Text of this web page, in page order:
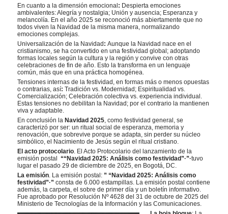
En cuanto a la dimensión emocional : Despierta emociones
ambivalentes: Alegría y nostalgia; Unión y ausencia; Esperanza y
melancolía. En el año 2025 se reconoció más abiertamente que no
todos viven la Navidad de la misma manera, normalizando
emociones complejas.
Universalización de la Navidad :Aunque la Navidad nace en el
cristianismo, se ha convertido en una festividad global; adoptando
formas locales según la cultura y la región y convive con otras
celebraciones de fin de año. Esto la transforma en un lenguaje
común, más que en una práctica homogénea.
Tensiones internas de la festividad, en formas más o menos opuestas
o contrarias, así:Tradición vs. Modernidad; Espiritualidad vs.
Comercialización; Celebración colectiva vs. experiencia individual.
Estas tensiones no debilitan la Navidad; por el contrario la mantienen
viva y adaptable.
En conclusión la Navidad 2025, como festividad general, se
caracterizó por ser: un ritual social de esperanza, memoria y
renovación, que sobrevive porque se adapta, sin perder su núcleo
simbólico, el Nacimiento de Jesús según el ritual cristiano.
El acto protocolario. El Acto Protocolario del lanzamiento de la
emisión postal
““Navidad 2025: Análisis como festividad”·”·tuvo
lugar el pasado 29 de diciembre de 2025, en Bogotá, DC.
La emisión. La emisión postal: ” “Navidad 2025: Análisis como
festividad”·” consta de 6.000 estampillas. La emisión postal contiene
además, la carpeta, el sobre de primer día y un boletín informativo.
Fue aprobado por Resolución Nº 4628 del 31 de octubre de 2025 del
Ministerio de Tecnologías de la Información y las Comunicaciones.